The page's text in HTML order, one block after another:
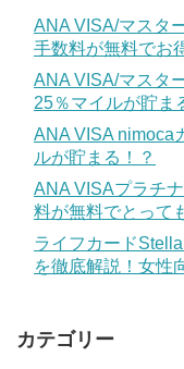
ANA VISA/マスタ
手数料が無料でお
ANA VISA/マスタ
25％マイルが貯ま
ANA VISA nimoca
ルが貯まる！？
ANA VISAプラチ
料が無料でとって
ライフカード
を徹底解説！女性
カテゴリー